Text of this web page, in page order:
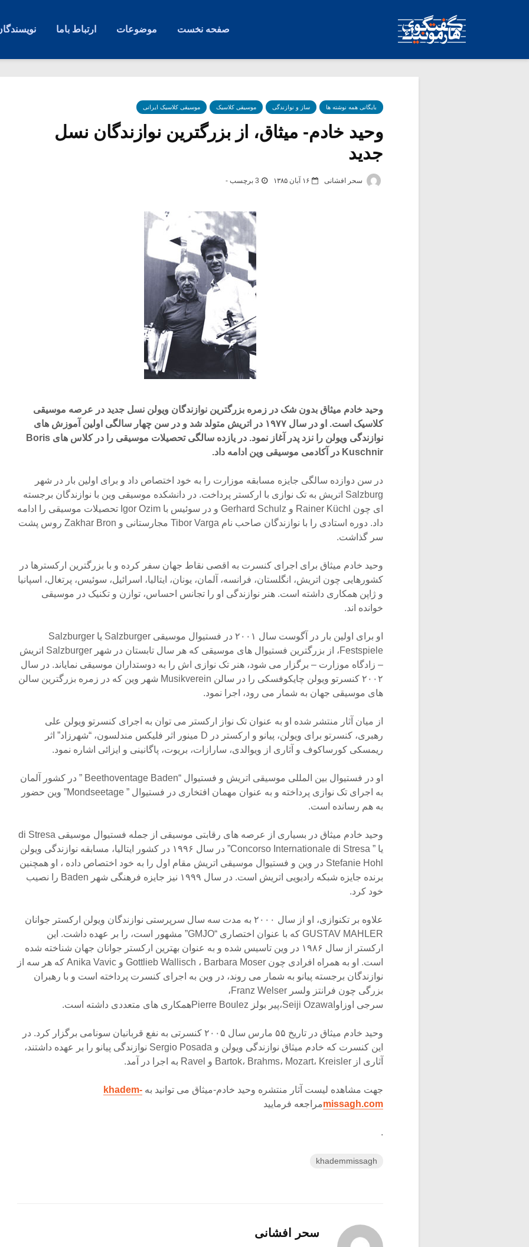
صفحه نخست موضوعات ارتباط باما
بایگانی همه نوشته ها ساز و نوازندگی موسیقی کلاسیک موسیقی کلاسیک ایرانی
وحید خادم- میثاق، از بزرگترین نوازندگان نسل
جدید
سحر افشانی ۱۶ آبان ۱۳۸۵ 3 برچسب -
وحید خادم میثاق بدون شک در زمره بزرگترین نوازندگان ویولن نسل جدید در عرصه موسیقی
کلاسیک است. او در سال ۱۹۷۷ در اتریش متولد شد و در سن چهار سالگی اولین آموزش های
نوازندگی ویولن را نزد پدر آغاز نمود. در یازده سالگی تحصیلات موسیقی را در کلاس های Boris
Kuschnir در آکادمی موسیقی وین ادامه داد.
در سن دوازده سالگی جایزه مسابقه موزارت را به خود اختصاص داد و برای اولین بار در شهر
Salzburg اتریش به تک نوازی با ارکستر پرداخت. در دانشکده موسیقی وین با نوازندگان برجسته
ای چون Rainer Küchl و Gerhard Schulz و در سوئیس با Igor Ozim تحصیلات موسیقی را ادامه
داد. دوره استادی را با نوازندگان صاحب نام Tibor Varga مجارستانی و Zakhar Bron روس پشت
سر گذاشت.
وحید خادم میثاق برای اجرای کنسرت به اقصی نقاط جهان سفر کرده و با بزرگترین ارکسترها در
کشورهایی چون اتریش، انگلستان، فرانسه، آلمان، یونان، ایتالیا، اسرائیل، سوئیس، پرتغال، اسپانیا
و ژاپن همکاری داشته است. هنر نوازندگی او را تجانس احساس، توازن و تکنیک در موسیقی
خوانده اند.
او برای اولین بار در آگوست سال ۲۰۰۱ در فستیوال موسیقی Salzburger یا Salzburger
Festspiele، از بزرگترین فستیوال های موسیقی که هر سال تابستان در شهر Salzburger اتریش
– زادگاه موزارت – برگزار می شود، هنر تک نوازی اش را به دوستداران موسیقی نمایاند. در سال
۲۰۰۲ کنسرتو ویولن چایکوفسکی را در سالن Musikverein شهر وین که در زمره بزرگترین سالن
های موسیقی جهان به شمار می رود، اجرا نمود.
از میان آثار منتشر شده او به عنوان تک نواز ارکستر می توان به اجرای کنسرتو ویولن علی
رهبری، کنسرتو برای ویولن، پیانو و ارکستر در D مینور اثر فلیکس مندلسون، “شهرزاد” اثر
ریمسکی کورساکوف و آثاری از ویوالدی، سارازات، بریوت، پاگانینی و ایزائی اشاره نمود.
او در فستیوال بین المللی موسیقی اتریش و فستیوال “Beethoventage Baden ” در کشور آلمان
به اجرای تک نوازی پرداخته و به عنوان مهمان افتخاری در فستیوال ” Mondseetage” وین حضور
به هم رسانده است.
وحید خادم میثاق در بسیاری از عرصه های رقابتی موسیقی از جمله فستیوال موسیقی di Stresa
یا ” Concorso Internationale di Stresa” در سال ۱۹۹۶ در کشور ایتالیا، مسابقه نوازندگی ویولن
Stefanie Hohl در وین و فستیوال موسیقی اتریش مقام اول را به خود اختصاص داده ، او همچنین
برنده جایزه شبکه رادیویی اتریش است. در سال ۱۹۹۹ نیز جایزه فرهنگی شهر Baden را نصیب
خود کرد.
علاوه بر تکنوازی، او از سال ۲۰۰۰ به مدت سه سال سرپرستی نوازندگان ویولن ارکستر جوانان
GUSTAV MAHLER که با عنوان اختصاری “GMJO” مشهور است، را بر عهده داشت. این
ارکستر از سال ۱۹۸۶ در وین تاسیس شده و به عنوان بهترین ارکستر جوانان جهان شناخته شده
است. او به همراه افرادی چون Gottlieb Wallisch ، Barbara Moser و Anika Vavic که هر سه از
نوازندگان برجسته پیانو به شمار می روند، در وین به اجرای کنسرت پرداخته است و با رهبران
بزرگی چون فرانتز ولسر Franz Welser،
سرجی اوزاواSeiji Ozawa،پیر بولز Pierre Boulezهمکاری های متعددی داشته است.
وحید خادم میثاق در تاریخ ۵۵ مارس سال ۲۰۰۵ کنسرتی به نفع قربانیان سونامی برگزار کرد. در
این کنسرت که خادم میثاق نوازندگی ویولن و Sergio Posada نوازندگی پیانو را بر عهده داشتند،
آثاری از Bartok، Brahms، Mozart، Kreisler و Ravel به اجرا در آمد.
جهت مشاهده لیست آثار منتشره وحید خادم-میثاق می توانید به khadem-
missagh.comمراجعه فرمایید
.
khademmissagh
سحر افشانی